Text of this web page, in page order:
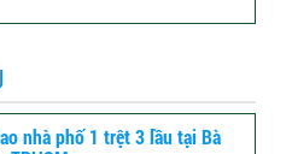
nhà phố 1 trệt 3 lầu tại Bà